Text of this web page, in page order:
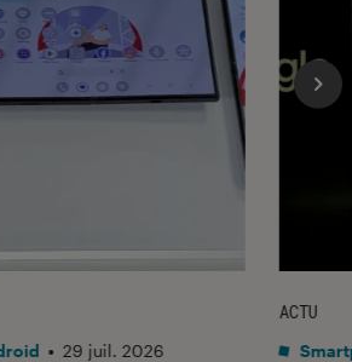
• 29 juil. 2026
ACTU